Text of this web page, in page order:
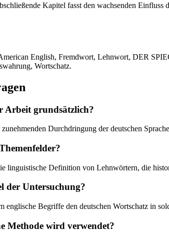
Kapitel fasst den wachsenden
English, Fremdwort, Lehnwort, DER
Wortschatz.
Arbeit grundsätzlich?
Durchdringung der deutschen
linguistische Definition von Lehnwörtern, die
der Untersuchung?
englische Begriffe den deutschen Wortschatz in
Methode wird verwendet?